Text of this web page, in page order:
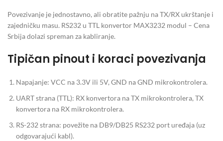
Povezivanje je jednostavno, ali obratite pažnju na TX/RX ukrštanje i
zajedničku masu. RS232 u TTL konvertor MAX3232 modul – Cena
Srbija dolazi spreman za kabliranje.
Tipičan pinout i koraci povezivanja
Napajanje: VCC na 3.3V ili 5V, GND na GND mikrokontrolera.
UART strana (TTL): RX konvertora na TX mikrokontrolera, TX
konvertora na RX mikrokontrolera.
RS-232 strana: povežite na DB9/DB25 RS232 port uređaja (uz
odgovarajući kabl).